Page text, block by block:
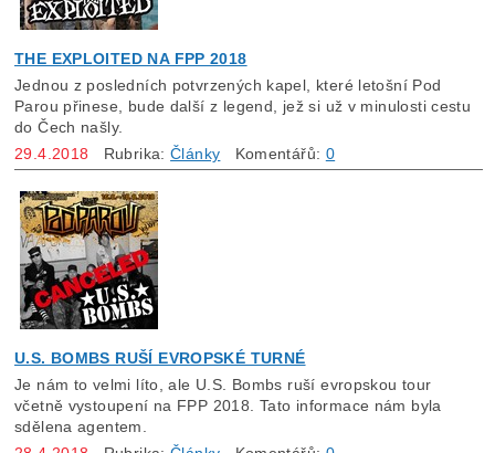
THE EXPLOITED NA FPP 2018
Jednou z posledních potvrzených kapel, které letošní Pod
Parou přinese, bude další z legend, jež si už v minulosti cestu
do Čech našly.
29.4.2018 Rubrika:Články Komentářů: 0
U.S. BOMBS RUŠÍ EVROPSKÉ TURNÉ
Je nám to velmi líto, ale U.S. Bombs ruší evropskou tour
včetně vystoupení na FPP 2018. Tato informace nám byla
sdělena agentem.